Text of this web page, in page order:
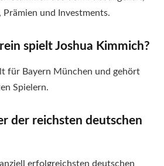
und Investments.
spielt Joshua Kimmich?
für Bayern München und gehört
Spielern.
der reichsten deutschen
erfolgreichsten deutschen